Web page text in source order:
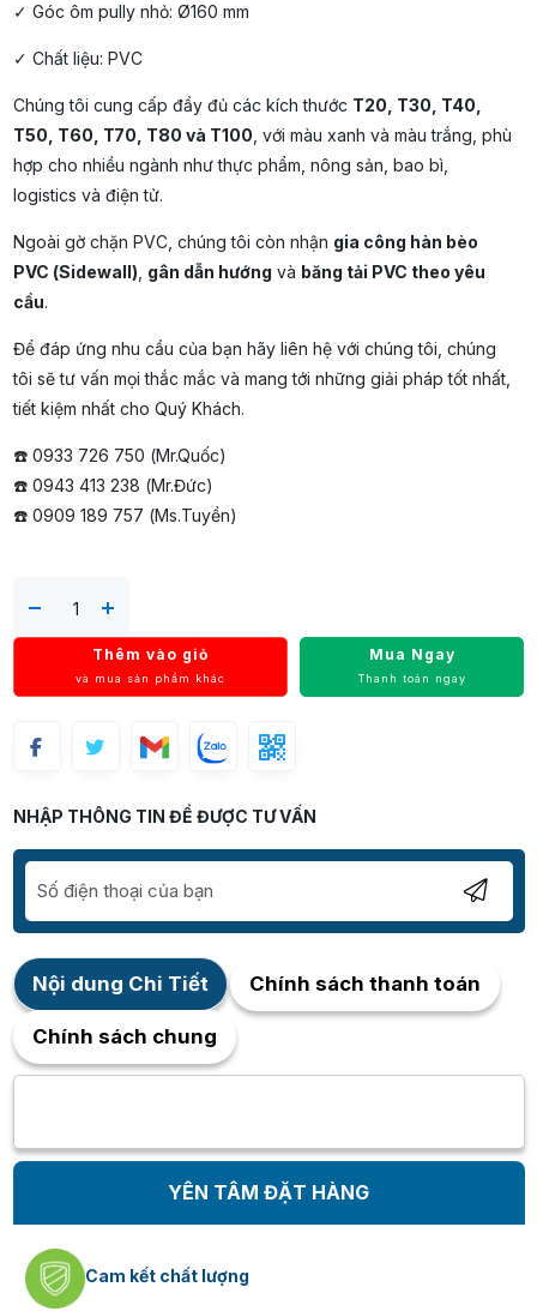
✓ Góc ôm pully nhỏ: Ø160 mm
✓ Chất liệu: PVC
Chúng tôi cung cấp đầy đủ các kích thước T20, T30, T40,
T50, T60, T70, T80 và T100 , với màu xanh và màu trắng, phù
hợp cho nhiều ngành như thực phẩm, nông sản, bao bì,
logistics và điện tử.
Ngoài gờ chặn PVC, chúng tôi còn nhận gia công hàn bèo
PVC (Sidewall) gân dẫn hướng và băng tải PVC theo yêu
cầu.
Để đáp ứng nhu cầu của bạn hãy liên hệ với chúng tôi, chúng
tôi sẽ tư vấn mọi thắc mắc và mang tới những giải pháp tốt nhất,
tiết kiệm nhất cho Quý Khách.
☎️ 0933 726 750 (Mr.Quốc)
☎️ 0943 413 238 (Mr.Đức)
☎️ 0909 189 757 (Ms.Tuyền)
Thêm vào giỏ
và mua sản phẩm khác
Mua Ngay
Thanh toán ngay
NHẬP THÔNG TIN ĐỂ ĐƯỢC TƯ VẤN
Nội dung Chi Tiết Chính sách thanh toán
Chính sách chung
YÊN TÂM ĐẶT HÀNG
Cam kết chất lượng